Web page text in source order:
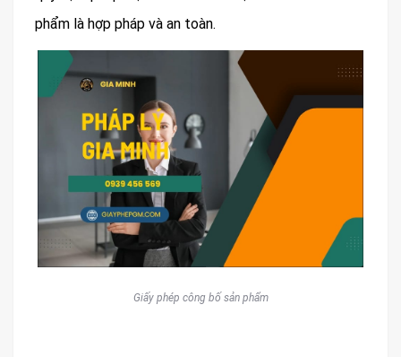
phẩm là hợp pháp và an toàn.
Giấy phép công bố sản phẩm